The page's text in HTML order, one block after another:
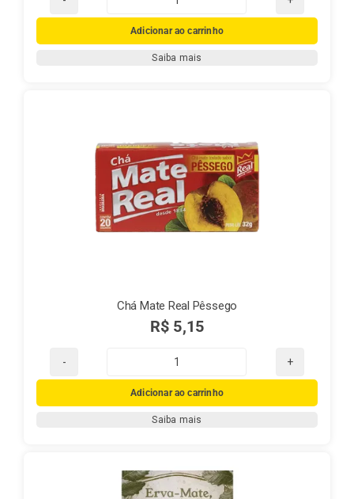
Chá
Mate
Real
Adicionar ao carrinho
Saiba mais
Chá Mate Real Pêssego
R$ 5,15
Chá
Mate
Real
Adicionar ao carrinho
Saiba mais